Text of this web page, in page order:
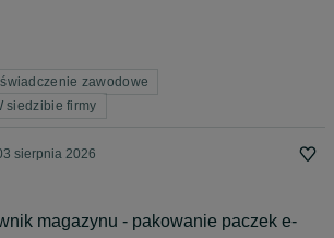
zawodowe
siedzibie firmy
sierpnia 2026
magazynu - pakowanie paczek e-